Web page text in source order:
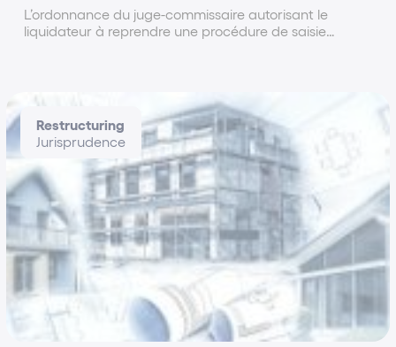
L’ordonnance du juge-commissaire autorisant le
liquidateur à reprendre une procédure de saisie
Restructuring
Jurisprudence